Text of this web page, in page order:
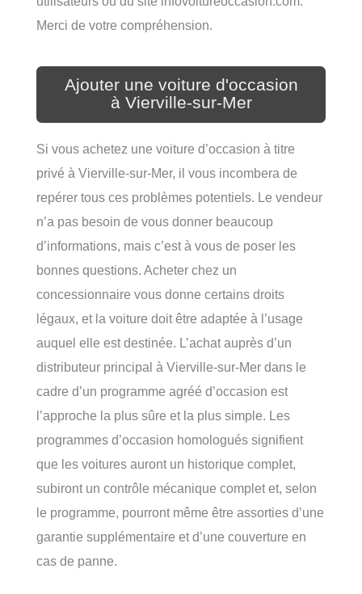
Merci de votre compréhension.
Ajouter une voiture d'occasion
à Vierville-sur-Mer
Si vous achetez une voiture d’occasion à titre
privé à Vierville-sur-Mer, il vous incombera de
repérer tous ces problèmes potentiels. Le vendeur
n’a pas besoin de vous donner beaucoup
d’informations, mais c’est à vous de poser les
bonnes questions. Acheter chez un
concessionnaire vous donne certains droits
légaux, et la voiture doit être adaptée à l’usage
auquel elle est destinée. L’achat auprès d’un
distributeur principal à Vierville-sur-Mer dans le
cadre d’un programme agréé d’occasion est
l’approche la plus sûre et la plus simple. Les
programmes d’occasion homologués signifient
que les voitures auront un historique complet,
subiront un contrôle mécanique complet et, selon
le programme, pourront même être assorties d’une
garantie supplémentaire et d’une couverture en
cas de panne.